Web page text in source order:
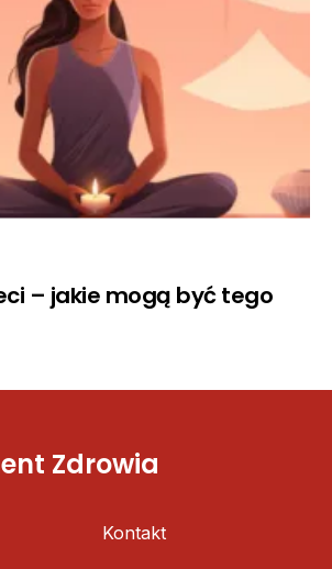
– jakie mogą być tego
Zdrowia
Kontakt